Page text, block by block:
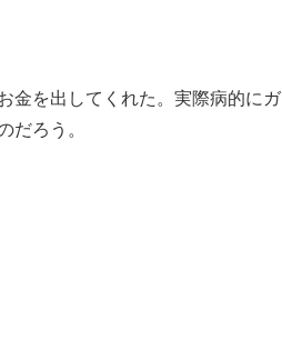
金を出してくれた。実際病的にガ
だろう。